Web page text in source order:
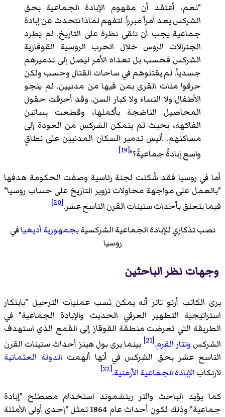
"نعم، أعتقد أن مفهوم الإبادة الجماعية بحق
الشركس يعد أمراً مبرراً. لتفهم لماذا نتحدث عن إبادة
جماعية يجب أن تلقي نظرة على التاريخ. لم يَطرد
الجنرالات الروس خلال الحرب الروسية القوقازية
الشركس فحسب بل تعداه الأمر ليصل إلى تدميرهم
جسدياً. لم يقتلوهم في ساحات القتال وحسب ولكن
حرقوا مئات القرى بمن فيها من مدنيين. لم ينجو
الأطفال ولا النساء ولا كبار السن. وقد أحرقت حقول
المحاصيل الناضجة بأكملها، وقطعت بساتين
الفاكهة، بحيث لم يتمكن الشركس من العودة إلى
مساكنهم. أليس تدمير السكان المدنيين على نطاقٍ
واسع إبادةً جماعيةً؟"[19]
أما في روسيا فقد شُكلت لجنة رئاسية وصفت الحكومة هدفها
"بالعمل على مواجهة محاولات تزوير التاريخ على حساب روسيا"
فيما يتعلق بأحداث ستينات القرن التاسع عشر.[20]
نصب تذكاري للإبادة الجماعية الشركسيةبجمهورية أديغيافي
روسيا
وجهات نظر الباحثين
يرى الكاتب أرنو تانر أنه يمكن نَسب عمليات الترحيل "بابتكار
استراتيجية التطهير العرقي الحديث والإبادة الجماعية" في
الطريقة التي تعرضت منطقة القوقاز إلى القمع الذي استهدف
الشركس وتتار القرم.
[21]
بينما يرى بول هينز أحداث ستينات القرن
التاسع عشر بحق الشركس في أنها ألهمت الدولة العثمانية
لارتكابالإبادة الجماعية الأرمنية.
[22]
كما يؤيد الباحث والتر ريتشموند استخدام مصطلح "إبادة
جماعية" وذلك لكون أحداث عام 1864 تمثل "إحدى أولى الأمثلة